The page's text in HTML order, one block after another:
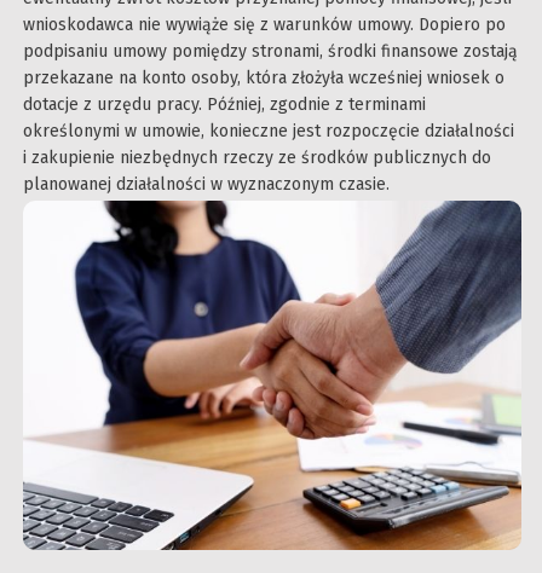
wnioskodawca nie wywiąże się z warunków umowy. Dopiero po
podpisaniu umowy pomiędzy stronami, środki finansowe zostają
przekazane na konto osoby, która złożyła wcześniej wniosek o
dotacje z urzędu pracy. Później, zgodnie z terminami
określonymi w umowie, konieczne jest rozpoczęcie działalności
i zakupienie niezbędnych rzeczy ze środków publicznych do
planowanej działalności w wyznaczonym czasie.